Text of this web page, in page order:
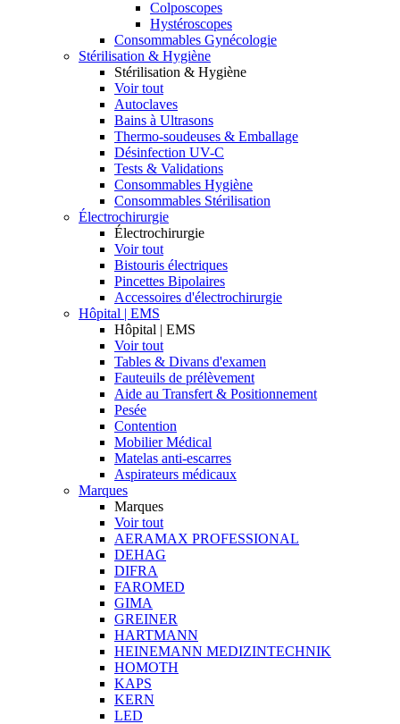
Colposcopes
Hystéroscopes
Consommables Gynécologie
Stérilisation & Hygiène
Stérilisation & Hygiène
Voir tout
Autoclaves
Bains à Ultrasons
Thermo-soudeuses & Emballage
Désinfection UV-C
Tests & Validations
Consommables Hygiène
Consommables Stérilisation
Électrochirurgie
Électrochirurgie
Voir tout
Bistouris électriques
Pincettes Bipolaires
Accessoires d'électrochirurgie
Hôpital | EMS
Hôpital | EMS
Voir tout
Tables & Divans d'examen
Fauteuils de prélèvement
Aide au Transfert & Positionnement
Pesée
Contention
Mobilier Médical
Matelas anti-escarres
Aspirateurs médicaux
Marques
Marques
Voir tout
AERAMAX PROFESSIONAL
DEHAG
DIFRA
FAROMED
GIMA
GREINER
HARTMANN
HEINEMANN MEDIZINTECHNIK
HOMOTH
KAPS
KERN
LED